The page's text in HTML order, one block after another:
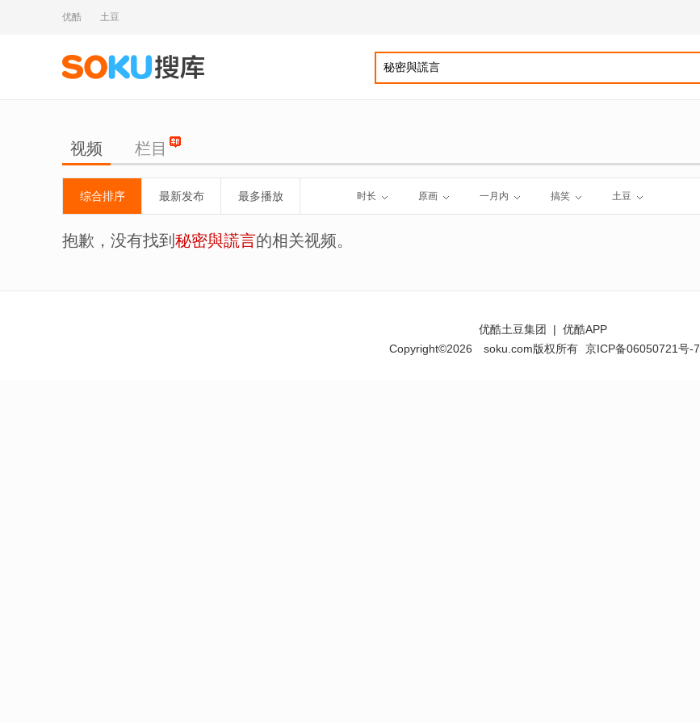
优酷 土豆
视频 栏目
综合排序 最新发布 最多播放 时长 原画 一月内 搞笑 土豆
抱歉，没有找到 秘密與謊言的相关视频。
优酷土豆集团 | 优酷APP
Copyright©2026
soku.com版权所有 京ICP备06050721号-7